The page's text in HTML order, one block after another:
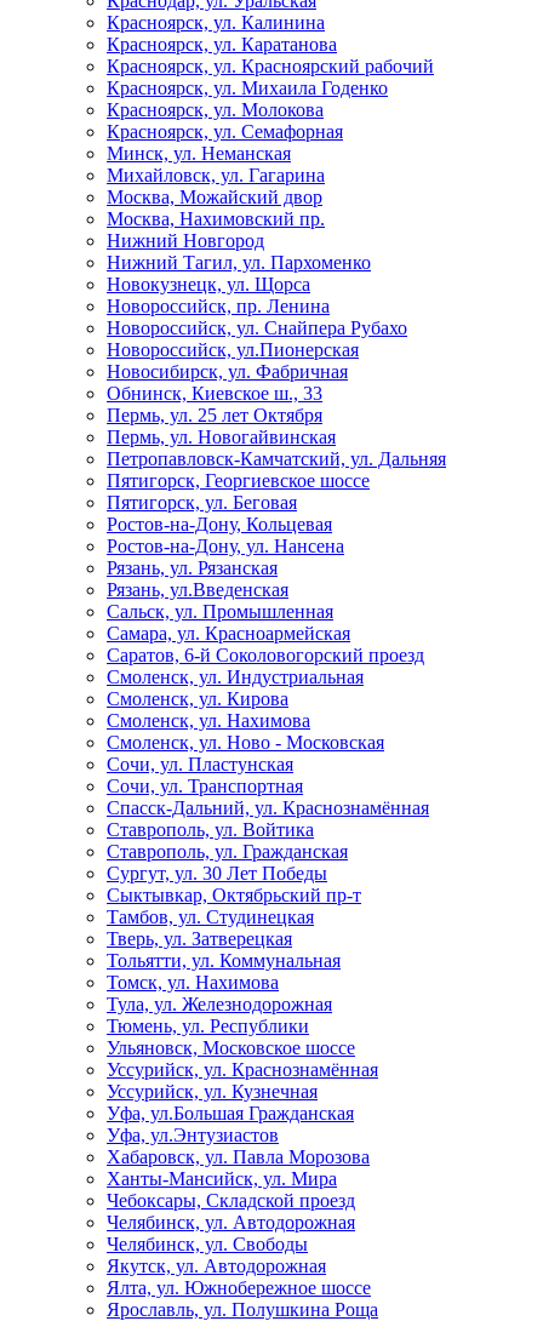
Красноярск, ул. Калинина
Красноярск, ул. Каратанова
Красноярск, ул. Красноярский рабочий
Красноярск, ул. Михаила Годенко
Красноярск, ул. Молокова
Красноярск, ул. Семафорная
Минск, ул. Неманская
Михайловск, ул. Гагарина
Москва, Можайский двор
Москва, Нахимовский пр.
Нижний Новгород
Нижний Тагил, ул. Пархоменко
Новокузнецк, ул. Щорса
Новороссийск, пр. Ленина
Новороссийск, ул. Снайпера Рубахо
Новороссийск, ул.Пионерская
Новосибирск, ул. Фабричная
Обнинск, Киевское ш., 33
Пермь, ул. 25 лет Октября
Пермь, ул. Новогайвинская
Петропавловск-Камчатский, ул. Дальняя
Пятигорск, Георгиевское шоссе
Пятигорск, ул. Беговая
Ростов-на-Дону, Кольцевая
Ростов-на-Дону, ул. Нансена
Рязань, ул. Рязанская
Рязань, ул.Введенская
Сальск, ул. Промышленная
Самара, ул. Красноармейская
Саратов, 6-й Соколовогорский проезд
Смоленск, ул. Индустриальная
Смоленск, ул. Кирова
Смоленск, ул. Нахимова
Смоленск, ул. Ново - Московская
Сочи, ул. Пластунская
Сочи, ул. Транспортная
Спасск-Дальний, ул. Краснознамённая
Ставрополь, ул. Войтика
Ставрополь, ул. Гражданская
Сургут, ул. 30 Лет Победы
Сыктывкар, Октябрьский пр-т
Тамбов, ул. Студинецкая
Тверь, ул. Затверецкая
Тольятти, ул. Коммунальная
Томск, ул. Нахимова
Тула, ул. Железнодорожная
Тюмень, ул. Республики
Ульяновск, Московское шоссе
Уссурийск, ул. Краснознамённая
Уссурийск, ул. Кузнечная
Уфа, ул.Большая Гражданская
Уфа, ул.Энтузиастов
Хабаровск, ул. Павла Морозова
Ханты-Мансийск, ул. Мира
Чебоксары, Складской проезд
Челябинск, ул. Автодорожная
Челябинск, ул. Свободы
Якутск, ул. Автодорожная
Ялта, ул. Южнобережное шоссе
Ярославль, ул. Полушкина Роща